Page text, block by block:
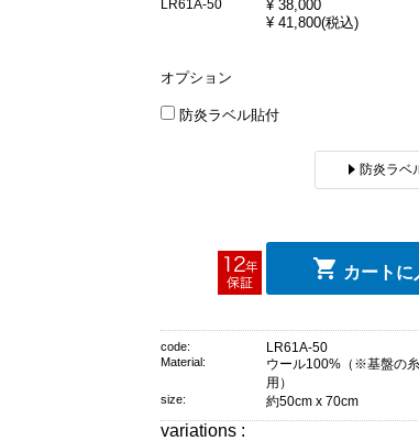
LR61A-50 ¥ 38,000
¥ 41,800(税込)
オプション
防炎ラベル貼付
防炎ラベ
カートに
code: LR61A-50
Material:
ウール100%（※基盤の
用）
size: 約50cm x 70cm
variations :